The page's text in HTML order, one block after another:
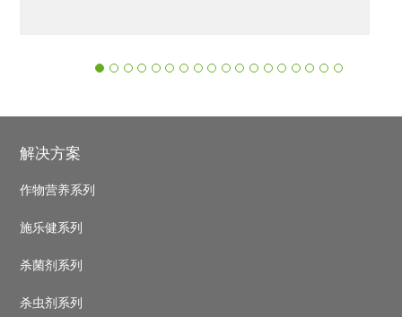
‹›
Footer
解决方案
作物营养系列
施乐健系列
杀菌剂系列
杀虫剂系列